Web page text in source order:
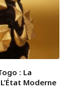
: La
Moderne